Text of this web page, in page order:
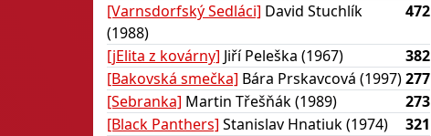
[Varnsdorfský Sedláci] David Stuchlík
(1988)
472
[jElita z kovárny] Jiří Peleška (1967)
382
[Bakovská smečka] Bára Prskavcová (1997)277
[Sebranka] Martin Třešňák (1989)
273
[Black Panthers] Stanislav Hnatiuk (1974)
321